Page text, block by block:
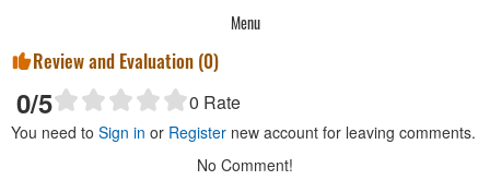
Review and Evaluation (0)
0/5 0 Rate
You need to Sign in or Register new account for leaving comments.
No Comment!